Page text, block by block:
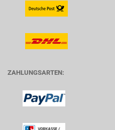
ZAHLUNGSARTEN: